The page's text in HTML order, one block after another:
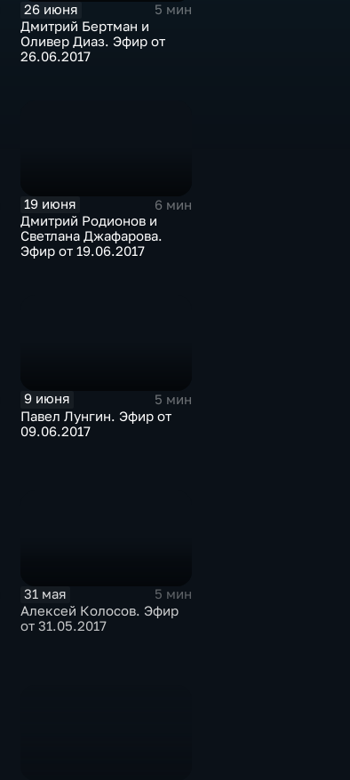
26 июня
5 мин
Дмитрий Бертман и
Оливер Диаз. Эфир от
26.06.2017
19 июня
6 мин
Дмитрий Родионов и
Светлана Джафарова.
Эфир от 19.06.2017
9 июня
5 мин
Павел Лунгин. Эфир от
09.06.2017
31 мая
5 мин
Алексей Колосов. Эфир
от 31.05.2017